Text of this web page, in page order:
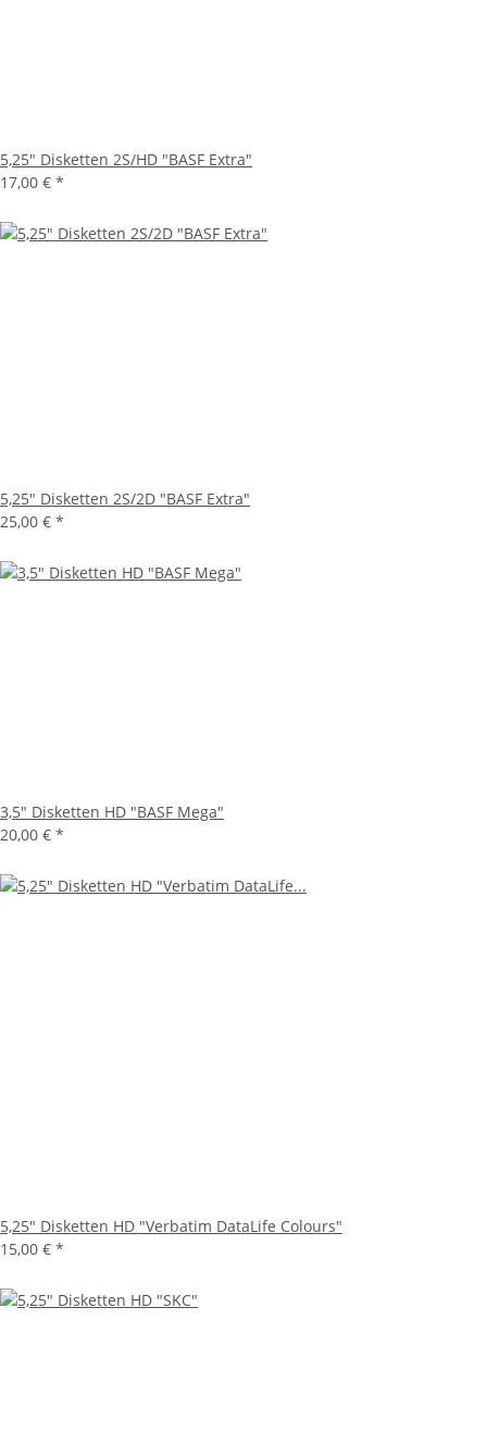
5,25" Disketten 2S/HD "BASF Extra"
17,00 € *
5,25" Disketten 2S/2D "BASF Extra"
25,00 € *
3,5" Disketten HD "BASF Mega"
20,00 € *
5,25" Disketten HD "Verbatim DataLife Colours"
15,00 € *